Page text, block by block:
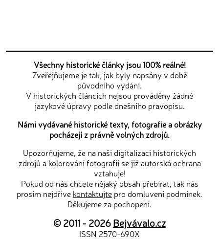
Všechny historické články jsou 100% reálné!
Zveřejňujeme je tak, jak byly napsány v době
původního vydání.
V historických článcích nejsou prováděny žádné
jazykové úpravy podle dnešního pravopisu.
Námi vydávané historické texty, fotografie a obrázky
pocházejí z právně volných zdrojů.
Upozorňujeme, že na naši digitalizaci historických
zdrojů a kolorování fotografií se již autorská ochrana
vztahuje!
Pokud od nás chcete nějaký obsah přebírat, tak nás
prosím nejdříve kontaktujte pro domluvení podmínek.
Děkujeme za pochopení.
© 2011 - 2026Bejvávalo.cz
ISSN 2570-690X